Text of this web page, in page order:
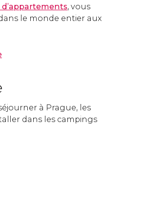
, vous
le monde entier aux
à Prague, les
dans les campings